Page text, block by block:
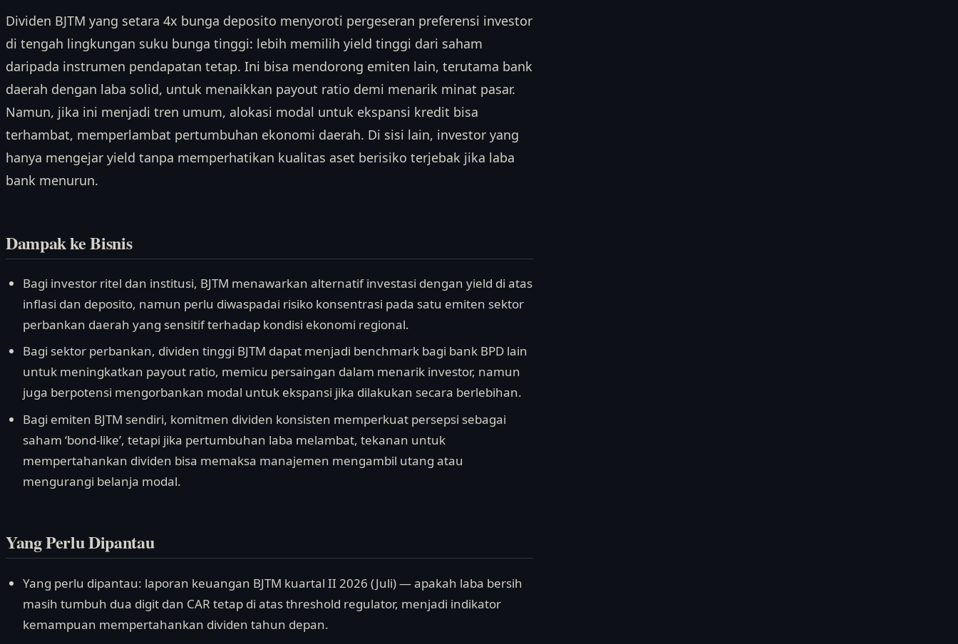
Dividen BJTM yang setara 4x bunga deposito menyoroti pergeseran preferensi investor
di tengah lingkungan suku bunga tinggi: lebih memilih yield tinggi dari saham
daripada instrumen pendapatan tetap. Ini bisa mendorong emiten lain, terutama bank
daerah dengan laba solid, untuk menaikkan payout ratio demi menarik minat pasar.
Namun, jika ini menjadi tren umum, alokasi modal untuk ekspansi kredit bisa
terhambat, memperlambat pertumbuhan ekonomi daerah. Di sisi lain, investor yang
hanya mengejar yield tanpa memperhatikan kualitas aset berisiko terjebak jika laba
bank menurun.
Dampak ke Bisnis
Bagi investor ritel dan institusi, BJTM menawarkan alternatif investasi dengan yield di atas
inflasi dan deposito, namun perlu diwaspadai risiko konsentrasi pada satu emiten sektor
perbankan daerah yang sensitif terhadap kondisi ekonomi regional.
Bagi sektor perbankan, dividen tinggi BJTM dapat menjadi benchmark bagi bank BPD lain
untuk meningkatkan payout ratio, memicu persaingan dalam menarik investor, namun
juga berpotensi mengorbankan modal untuk ekspansi jika dilakukan secara berlebihan.
Bagi emiten BJTM sendiri, komitmen dividen konsisten memperkuat persepsi sebagai
saham ‘bond-like’, tetapi jika pertumbuhan laba melambat, tekanan untuk
mempertahankan dividen bisa memaksa manajemen mengambil utang atau
mengurangi belanja modal.
Yang Perlu Dipantau
Yang perlu dipantau: laporan keuangan BJTM kuartal II 2026 (Juli) — apakah laba bersih
masih tumbuh dua digit dan CAR tetap di atas threshold regulator, menjadi indikator
kemampuan mempertahankan dividen tahun depan.